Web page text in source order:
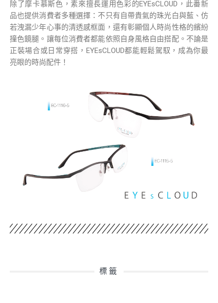
除了摩卡慕斯色，素來擅長運用色彩的EYEsCLOUD，此番新
品也提供消費者多種選擇：不只有自帶貴氣的珠光白與藍、仿
若洩漏少年心事的清透感框面，還有彰顯個人時尚性格的繽紛
撞色鏡腿。讓每位消費者都能依照自身風格自由搭配。不論是
正裝場合或日常穿搭，EYEsCLOUD都能輕鬆駕馭，成為你最
亮眼的時尚配件！
標籤